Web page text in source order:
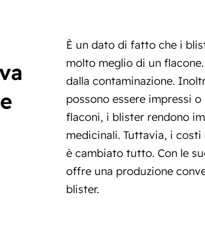
È un dato di fatto che i
molto meglio di un
dalla contaminazione.
possono essere impressi
flaconi, i blister rendono
medicinali. Tuttavia, i
è cambiato tutto. Con le
offre una produzione
blister.